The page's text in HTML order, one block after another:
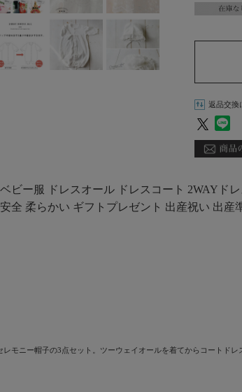
返品交換
ビー服 ドレスオール ドレスコート 2WAYド
全 柔らかい ギフトプレゼント 出産祝い 出
モニー帽子の3点セット。ツーウェイオールを着てからコートドレ